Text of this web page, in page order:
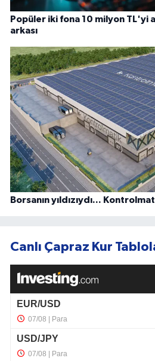
Popüler iki fona 10 milyon TL'yi
arkası
Borsanın yıldızıydı...
Canlı Çapraz Kur